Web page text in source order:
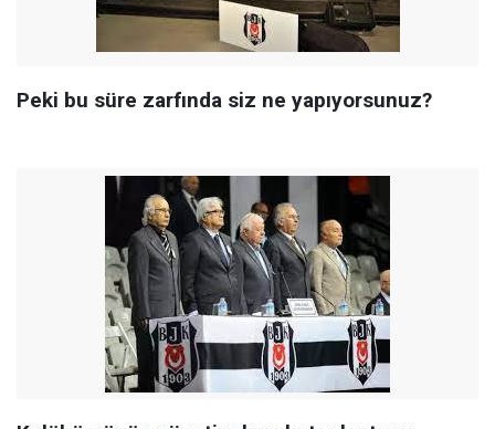
Peki bu süre zarfında siz ne yapıyorsunuz?